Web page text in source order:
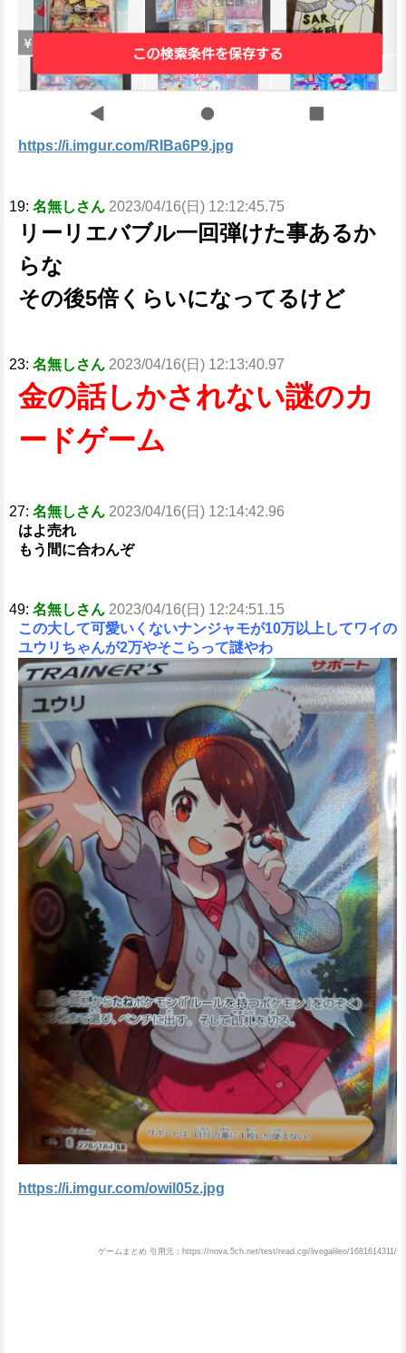
https://i.imgur.com/RIBa6P9.jpg
19: 名無しさん 2023/04/16(日) 12:12:45.75
リーリエバブル一回弾けた事あるか
らな
その後5倍くらいになってるけど
23: 名無しさん 2023/04/16(日) 12:13:40.97
金の話しかされない謎のカ
ードゲーム
27: 名無しさん 2023/04/16(日) 12:14:42.96
はよ売れ
もう間に合わんぞ
49: 名無しさん 2023/04/16(日) 12:24:51.15
この大して可愛いくないナンジャモが10万以上してワイの
ユウリちゃんが2万やそこらって謎やわ
https://i.imgur.com/owil05z.jpg
ゲームまとめ 引用元：https://nova.5ch.net/test/read.cgi/livegalileo/1681614311/